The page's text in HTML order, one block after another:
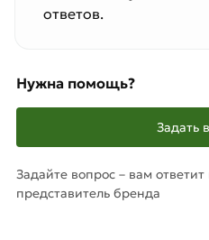
ответов.
Нужна помощь?
Задать
Задайте вопрос – вам
представитель бренда